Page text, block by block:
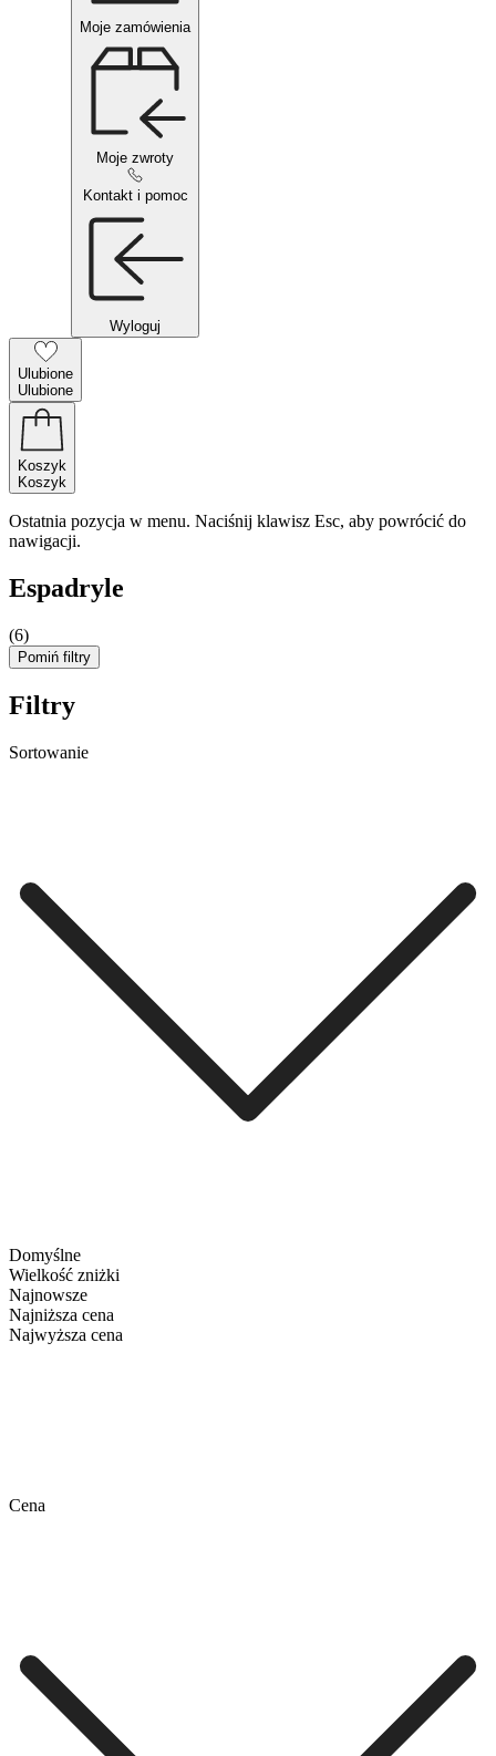
Moje zamówienia
Moje zwroty
Kontakt i pomoc
Wyloguj
Ulubione
Ulubione
Koszyk
Koszyk
Ostatnia pozycja w menu. Naciśnij klawisz Esc, aby powrócić do
nawigacji.
Espadryle
(6)
Pomiń filtry
Filtry
Sortowanie
Domyślne
Wielkość zniżki
Najnowsze
Najniższa cena
Najwyższa cena
Cena